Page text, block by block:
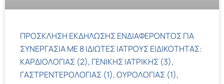
ΠΡΟΣΚΛΗΣΗ ΕΚΔΗΛΩΣΗΣ ΕΝΔΙΑΦΕΡΟΝΤΟΣ ΓΙΑ
ΣΥΝΕΡΓΑΣΙΑ ΜΕ 8 ΙΔΙΩΤΕΣ ΙΑΤΡΟΥΣ ΕΙΔΙΚΟΤΗΤΑΣ:
ΚΑΡΔΙΟΛΟΓΙΑΣ (2), ΓΕΝΙΚΗΣ ΙΑΤΡΙΚΗΣ (3),
ΓΑΣΤΡΕΝΤΕΡΟΛΟΓΙΑΣ (1), ΟΥΡΟΛΟΓΙΑΣ (1),